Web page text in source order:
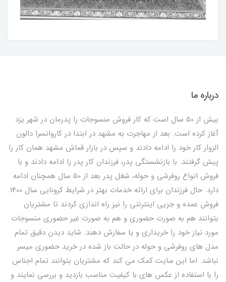
درباره ما
بیش از 50 سال است که کار فروش منسوجات را پدرمان در شهر یزد
آغاز کرده است. بعد از مهاجرت به مشهد در ابتدا در کاروانسرا دالون
الزوار کار خود را ادامه دادند و سپس در بازار قماش مشهد همان کار را
پیش گرفتند. با بازنشستگی پدر، فرزندان کار پدر را ادامه دادند و با
فروش انواع روفرشی و حوله، شغل پدر بعد از 50 سال همچنان ادامه
دارد. حال فرزندان برای ارائه خدمات بهتر در شرایط کرونایی سال 1400
فروش عمده و جزیی اینترنتی را نیز راه اندازی کردند تا مشتریان
بتوانند هم به صورت حضوری و هم به صورت غیر حضوری منسوجات
مورد نیاز خود را خریداری و یا سفارش دهند. شاید دیدن دقیق تمام
مدل های روفرشی و حوله در حالت باز شده در خرید حضوری میسر
نباشد. اما این سایت کمک می کند که مشتریان بتوانند تمام اجناس
را با استفاده از عکس های با کیفیت مناسب بازدید و بررسی نمایند و